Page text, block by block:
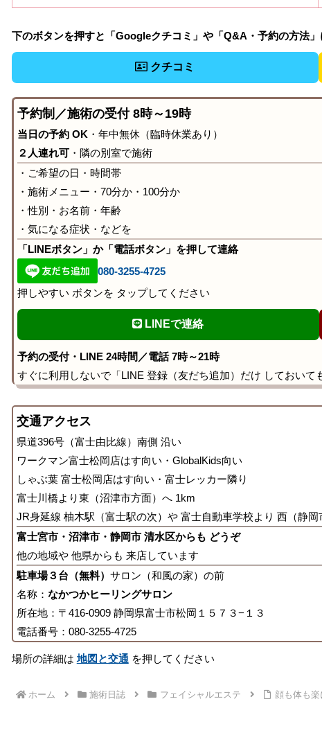
下のボタンを押すと「Googleクチコミ」や「Q&A・予約の方法」
クチコミ
予約制／施術の受付 8時～19時
当日の予約 OK ・年中無休（臨時休業あり）
２人連れ可・隣の別室で施術
・ご希望の日・時間帯
・施術メニュー・70分か・100分か
・性別・お名前・年齢
・気になる症状・などを
「LINEボタン」か「電話ボタン」を押して連絡
080-3255-4725
押しやすい ボタンを タップしてください
LINEで連絡
予約の受付・LINE 24時間／電話 7時～21時
すぐに利用しないで「LINE 登録（友だち追加）だけ しておいて
交通アクセス
県道396号（富士由比線）南側 沿い
ワークマン富士松岡店はす向い・GlobalKids向い
しゃぶ葉 富士松岡店はす向い・富士レッカー隣り
富士川橋より東（沼津市方面）へ 1km
JR身延線 柚木駅（富士駅の次）や 富士自動車学校より 西（静
富士宮市・沼津市・静岡市 清水区からも どうぞ
他の地域や 他県からも 来店しています
駐車場３台（無料） サロン（和風の家）の前
名称： なかつかヒーリングサロン
所在地：〒416-0909 静岡県富士市松岡１５７３−１３
電話番号：080-3255-4725
場所の詳細は地図と交通 を押してください
ホーム 施術日誌 フェイシャルエステ 顔も体も